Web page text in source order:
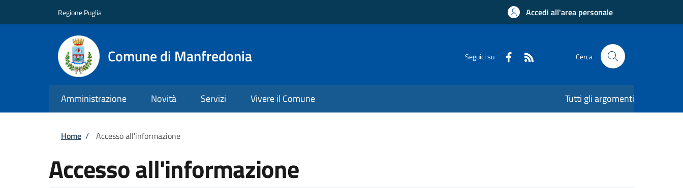
Regione Puglia Accedi all'area personale
Comune di Manfredonia Seguici su Cerca
Amministrazione Novità Servizi Vivere il Comune Tutti gli argomenti
Briciole di pane
Home / Accesso all'informazione
Accesso all'informazione